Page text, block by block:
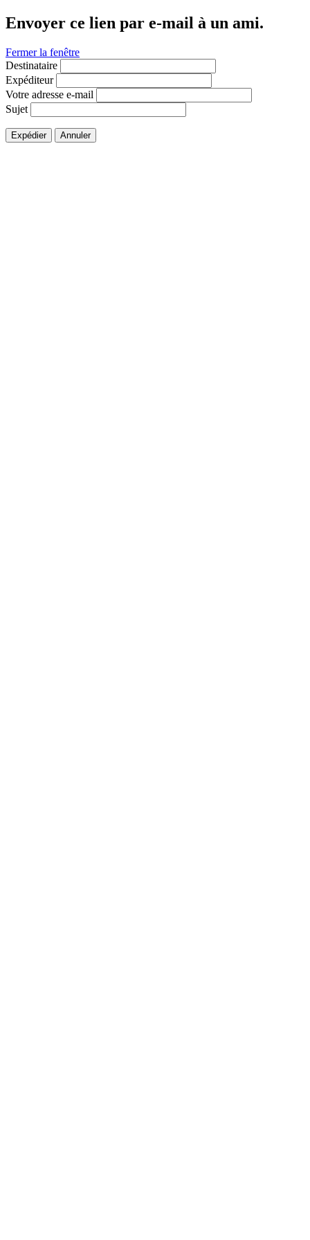
Envoyer ce lien par e-mail à un ami.
Fermer la fenêtre
Destinataire
Expéditeur
Votre adresse e-mail
Sujet
Expédier Annuler